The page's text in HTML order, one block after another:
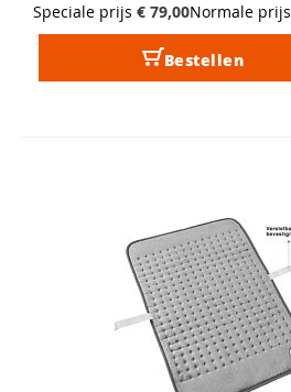
Speciale prijs € 79,00Normale prijs
Bestellen